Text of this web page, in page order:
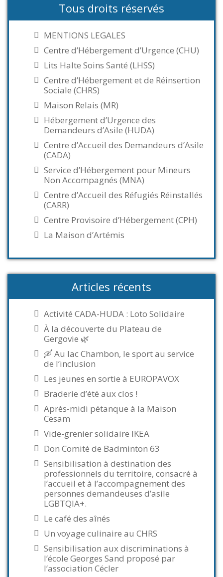
Tous droits réservés
MENTIONS LEGALES
Centre d’Hébergement d’Urgence (CHU)
Lits Halte Soins Santé (LHSS)
Centre d’Hébergement et de Réinsertion
Sociale (CHRS)
Maison Relais (MR)
Hébergement d’Urgence des
Demandeurs d’Asile (HUDA)
Centre d’Accueil des Demandeurs d’Asile
(CADA)
Service d’Hébergement pour Mineurs
Non Accompagnés (MNA)
Centre d’Accueil des Réfugiés Réinstallés
(CARR)
Centre Provisoire d’Hébergement (CPH)
La Maison d’Artémis
Articles récents
Activité CADA-HUDA : Loto Solidaire
À la découverte du Plateau de
Gergovie 🌿
🛶 Au lac Chambon, le sport au service
de l’inclusion
Les jeunes en sortie à EUROPAVOX
Braderie d’été aux clos !
Après-midi pétanque à la Maison
Cesam
Vide-grenier solidaire IKEA
Don Comité de Badminton 63
Sensibilisation à destination des
professionnels du territoire, consacré à
l’accueil et à l’accompagnement des
personnes demandeuses d’asile
LGBTQIA+.
Le café des aînés
Un voyage culinaire au CHRS
Sensibilisation aux discriminations à
l’école Georges Sand proposé par
l’association Cécler